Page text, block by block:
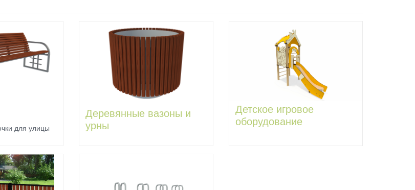
для улицы
и
Предлагаем
Деревянные вазоны и
урны
Детское игровое
оборудование